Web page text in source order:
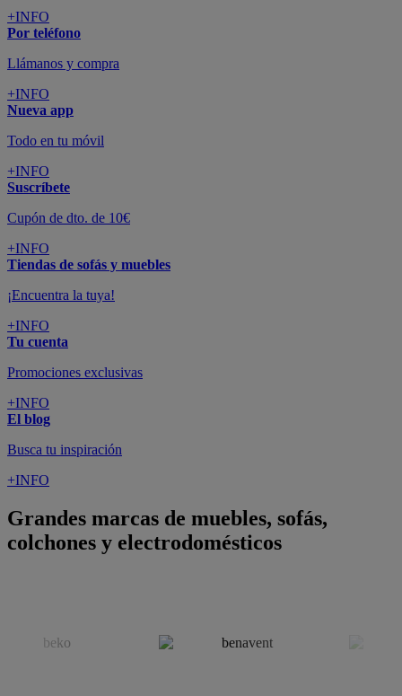
+INFO
Por teléfono
Llámanos y compra
+INFO
Nueva app
Todo en tu móvil
+INFO
Suscríbete
Cupón de dto. de 10€
+INFO
Tiendas de sofás y muebles
¡Encuentra la tuya!
+INFO
Tu cuenta
Promociones exclusivas
+INFO
El blog
Busca tu inspiración
+INFO
Grandes marcas de muebles, sofás,
colchones y electrodomésticos